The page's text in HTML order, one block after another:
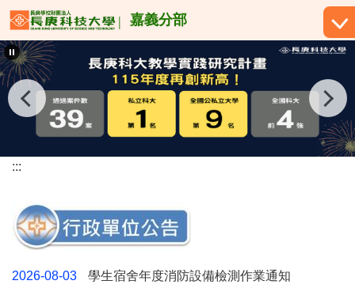
跳
到
主
要
內
容
嘉義分部
:::
2026-08-03
學生宿舍年度消防設備檢測作業通知